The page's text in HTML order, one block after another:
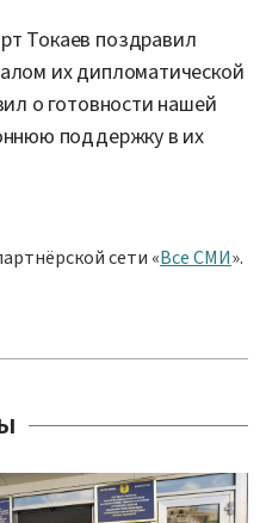
Токаев поздравил
их дипломатической
о готовности нашей
поддержку в их
сети «Все СМИ».